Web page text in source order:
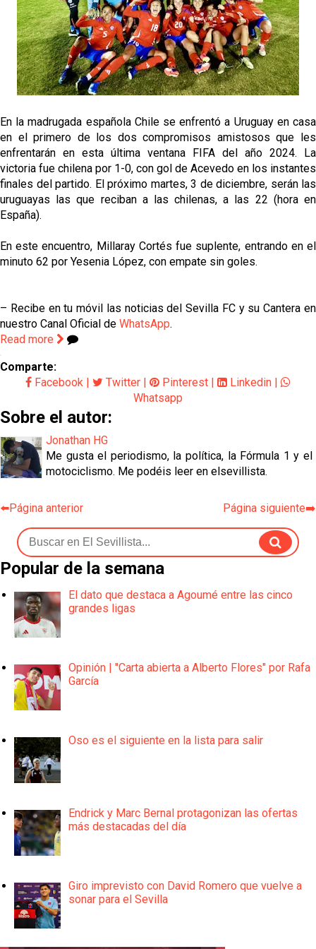
El dato que destaca a Agoumé entre las cinco
grandes ligas
Juanlu de vuelta a Sevilla para cerrar su fichaje a la
Premier
El Granada negocia con el Sevilla FC por Alberto
El Sevilla continúa con despidos y rechaza una
oferta de 420 millones por el club
El Sevilla mueve ficha por Robbie Ure: la opción 'A'
para el ataque nervionense
En la madrugada española Chile se enfrentó a Uruguay en casa
en el primero de los dos compromisos amistosos que les
enfrentarán en esta última ventana FIFA del año 2024. La
victoria fue chilena por 1-0, con gol de Acevedo en los instantes
finales del partido. El próximo martes, 3 de diciembre, serán las
uruguayas las que reciban a las chilenas, a las 22 (hora en
España).
En este encuentro, Millaray Cortés fue suplente, entrando en el
minuto 62 por Yesenia López, con empate sin goles.
– Recibe en tu móvil las noticias del Sevilla FC y su Cantera en
nuestro Canal Oficial de WhatsApp.
Read more
Comparte:
Facebook
Twitter Pinterest Linkedin
Whatsapp
Sobre el autor:
Jonathan HG
Me gusta el periodismo, la política, la Fórmula 1 y el
motociclismo. Me podéis leer en elsevillista.
⬅️Página anterior Página siguiente➡️
Popular de la semana
El dato que destaca a Agoumé entre las cinco
grandes ligas
Opinión | "Carta abierta a Alberto Flores" por Rafa
García
Oso es el siguiente en la lista para salir
Endrick y Marc Bernal protagonizan las ofertas
más destacadas del día
Giro imprevisto con David Romero que vuelve a
sonar para el Sevilla